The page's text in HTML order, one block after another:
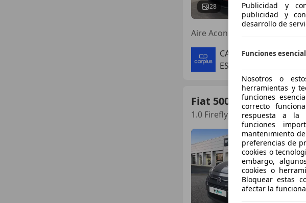
28
Aire Acondicionado, Volante
CARPLUS MALAGA
ES-29004 MALAGA
Fiat 500X
1.0 Firefly S&S Club
Publicidad y
publicidad y
desarrollo de
Funciones
Nosotros o
herramientas y
funciones
correcto
respuesta a la
funciones
mantenimiento
preferencias de
cookies o
embargo,
cookies o
Bloquear estas
afectar la